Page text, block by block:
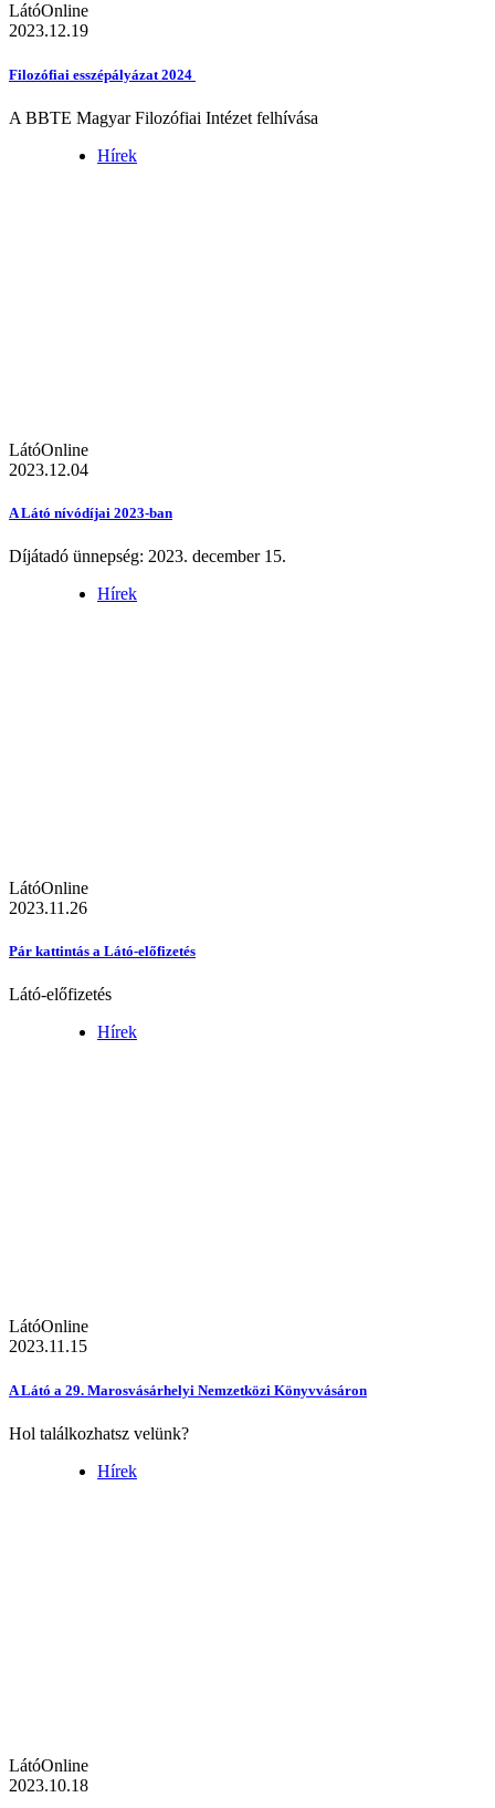
LátóOnline
2023.12.19
Filozófiai esszépályázat 2024
A BBTE Magyar Filozófiai Intézet felhívása
Hírek
LátóOnline
2023.12.04
A Látó nívódíjai 2023-ban
Díjátadó ünnepség: 2023. december 15.
Hírek
LátóOnline
2023.11.26
Pár kattintás a Látó-előfizetés
Látó-előfizetés
Hírek
LátóOnline
2023.11.15
A Látó a 29. Marosvásárhelyi Nemzetközi Könyvvásáron
Hol találkozhatsz velünk?
Hírek
LátóOnline
2023.10.18